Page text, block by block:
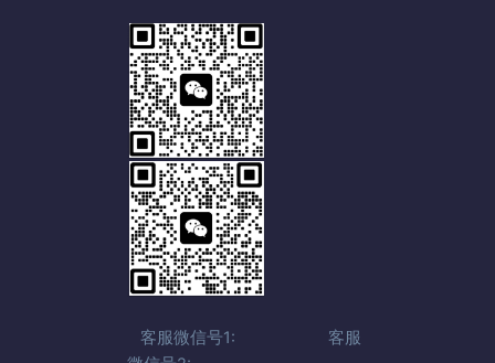
客服微信号1: 客服